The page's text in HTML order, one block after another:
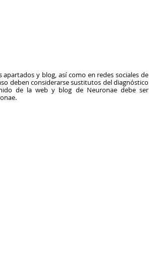
y blog, así como en redes sociales de
deben considerarse sustitutos del diagnóstico
de la web y blog de Neuronae debe ser